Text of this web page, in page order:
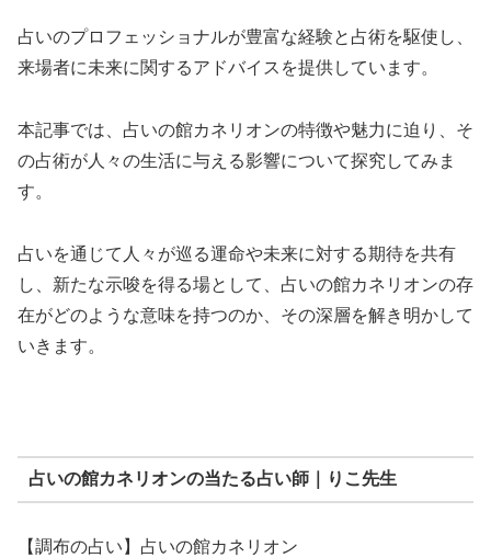
占いのプロフェッショナルが豊富な経験と占術を駆使し、
来場者に未来に関するアドバイスを提供しています。
本記事では、占いの館カネリオンの特徴や魅力に迫り、そ
の占術が人々の生活に与える影響について探究してみま
す。
占いを通じて人々が巡る運命や未来に対する期待を共有
し、新たな示唆を得る場として、占いの館カネリオンの存
在がどのような意味を持つのか、その深層を解き明かして
いきます。
占いの館カネリオンの当たる占い師｜りこ先生
【調布の占い】占いの館カネリオン